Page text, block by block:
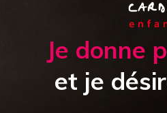
Je donne
et je